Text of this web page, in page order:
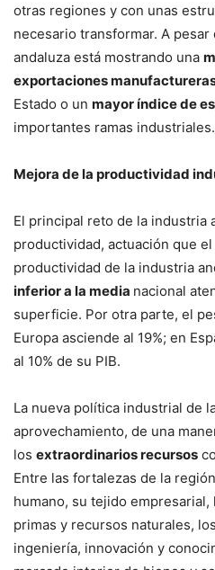
otras regiones y con unas
necesario transformar. A
andaluza está mostrando una
exportaciones
Estado o un mayor índice de
importantes ramas industriales.
Mejora de la productividad
El principal reto de la industria
productividad, actuación que
productividad de la industria
inferior a la media nacional
superficie. Por otra parte, el
Europa asciende al 19%; en
al 10% de su PIB.
La nueva política industrial de
aprovechamiento, de una
los extraordinarios recursos
Entre las fortalezas de la
humano, su tejido empresarial,
primas y recursos naturales,
ingeniería, innovación y